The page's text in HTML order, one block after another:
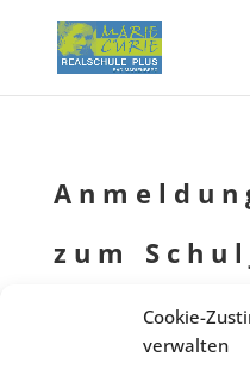
Cookie-
verwalten
zum
2024/25